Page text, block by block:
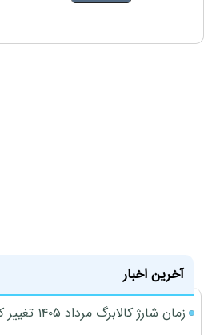
آخرین اخبار
زمان شارژ کالابرگ مرداد ۱۴۰۵ تغییر کرد